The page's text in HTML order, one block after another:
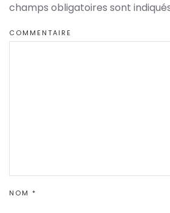
champs obligatoires sont
COMMENTAIRE
NOM *